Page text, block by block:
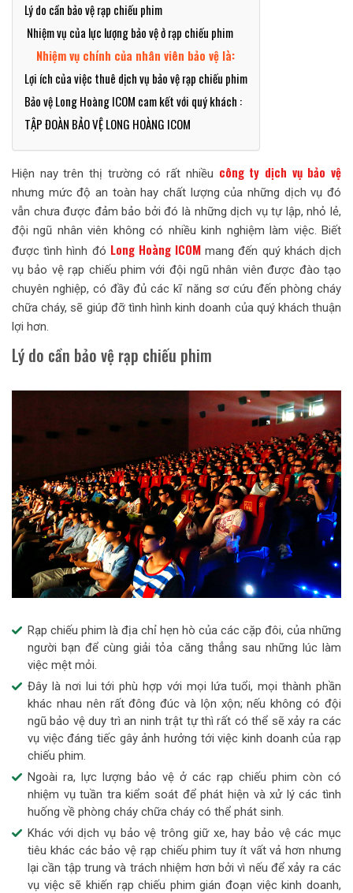
Lý do cần bảo vệ rạp chiếu phim
Nhiệm vụ của lực lượng bảo vệ ở rạp chiếu phim
Nhiệm vụ chính của nhân viên bảo vệ là:
Lợi ích của việc thuê dịch vụ bảo vệ rạp chiếu phim
Bảo vệ Long Hoàng ICOM cam kết với quý khách :
TẬP ĐOÀN BẢO VỆ LONG HOÀNG ICOM
Hiện nay trên thị trường có rất nhiều công ty dịch vụ bảo vệ
nhưng mức độ an toàn hay chất lượng của những dịch vụ đó
vẫn chưa được đảm bảo bởi đó là những dịch vụ tự lập, nhỏ lẻ,
đội ngũ nhân viên không có nhiều kinh nghiệm làm việc. Biết
được tình hình đó Long Hoàng ICOM mang đến quý khách dịch
vụ bảo vệ rạp chiếu phim với đội ngũ nhân viên được đào tạo
chuyên nghiệp, có đầy đủ các kĩ năng sơ cứu đến phòng cháy
chữa cháy, sẽ giúp đỡ tình hình kinh doanh của quý khách thuận
lợi hơn.
Lý do cần bảo vệ rạp chiếu phim
Rạp chiếu phim là địa chỉ hẹn hò của các cặp đôi, của những
người bạn để cùng giải tỏa căng thẳng sau những lúc làm
việc mệt mỏi.
Đây là nơi lui tới phù hợp với mọi lứa tuổi, mọi thành phần
khác nhau nên rất đông đúc và lộn xộn; nếu không có đội
ngũ bảo vệ duy trì an ninh trật tự thì rất có thể sẽ xảy ra các
vụ việc đáng tiếc gây ảnh hưởng tới việc kinh doanh của rạp
chiếu phim.
Ngoài ra, lực lượng bảo vệ ở các rạp chiếu phim còn có
nhiệm vụ tuần tra kiểm soát để phát hiện và xử lý các tình
huống về phòng cháy chữa cháy có thể phát sinh.
Khác với dịch vụ bảo vệ trông giữ xe, hay bảo vệ các mục
tiêu khác các bảo vệ rạp chiếu phim tuy ít vất vả hơn nhưng
lại cần tập trung và trách nhiệm hơn bởi vì nếu để xảy ra các
vụ việc sẽ khiến rạp chiếu phim gián đoạn việc kinh doanh,